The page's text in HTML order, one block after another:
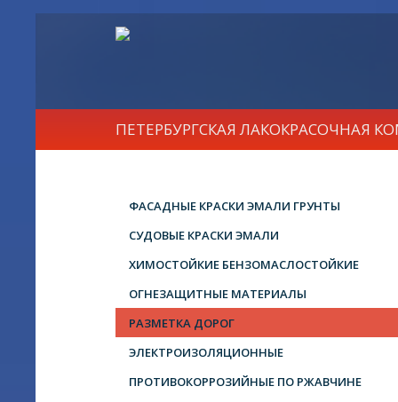
ПЕТЕРБУРГСКАЯ ЛАКОКРАСОЧНАЯ
ФАСАДНЫЕ КРАСКИ ЭМАЛИ ГРУНТЫ
СУДОВЫЕ КРАСКИ ЭМАЛИ
ХИМОСТОЙКИЕ БЕНЗОМАСЛОСТОЙКИЕ
ОГНЕЗАЩИТНЫЕ МАТЕРИАЛЫ
РАЗМЕТКА ДОРОГ
ЭЛЕКТРОИЗОЛЯЦИОННЫЕ
ПРОТИВОКОРРОЗИЙНЫЕ ПО РЖАВЧИНЕ